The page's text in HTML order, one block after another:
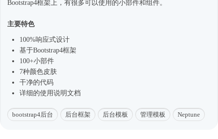
Bootstrap4框架 上，有很多可以使用的小部件和组件。
主要特色
100%响应式设计
基于Bootstrap4框架
100+小部件
7种颜色皮肤
干净的代码
详细的使用说明文档
bootstrap4后台 后台框架 后台模板 管理模板 Neptune